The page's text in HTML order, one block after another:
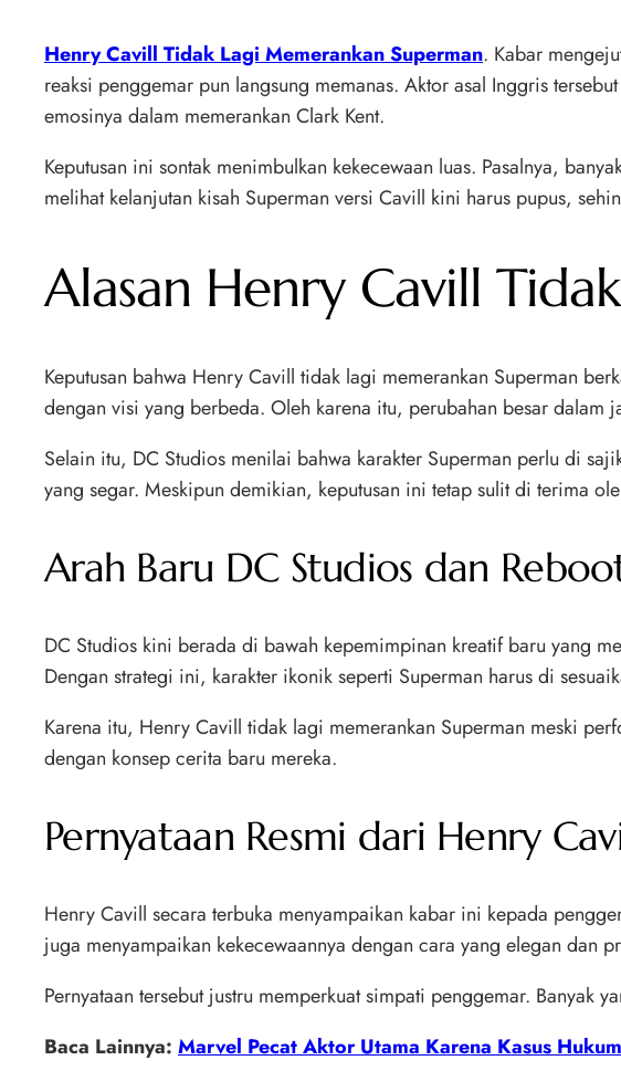
Henry Cavill Tidak Lagi Memerankan Superman. Kabar
reaksi penggemar pun langsung memanas. Aktor asal Inggris
emosinya dalam memerankan Clark Kent.
Keputusan ini sontak menimbulkan kekecewaan luas. Pasalnya,
melihat kelanjutan kisah Superman versi Cavill kini harus pupus,
Alasan Henry Cavill
Keputusan bahwa Henry Cavill tidak lagi memerankan Superman
dengan visi yang berbeda. Oleh karena itu, perubahan besar
Selain itu, DC Studios menilai bahwa karakter Superman perlu di
yang segar. Meskipun demikian, keputusan ini tetap sulit di terima
Arah Baru DC Studios dan
DC Studios kini berada di bawah kepemimpinan kreatif baru yang
Dengan strategi ini, karakter ikonik seperti Superman harus di
Karena itu, Henry Cavill tidak lagi memerankan Superman meski
dengan konsep cerita baru mereka.
Pernyataan Resmi dari Henry
Henry Cavill secara terbuka menyampaikan kabar ini kepada
juga menyampaikan kekecewaannya dengan cara yang elegan dan
Pernyataan tersebut justru memperkuat simpati penggemar.
Baca Lainnya: Marvel Pecat Aktor Utama Karena Kasus Hukum